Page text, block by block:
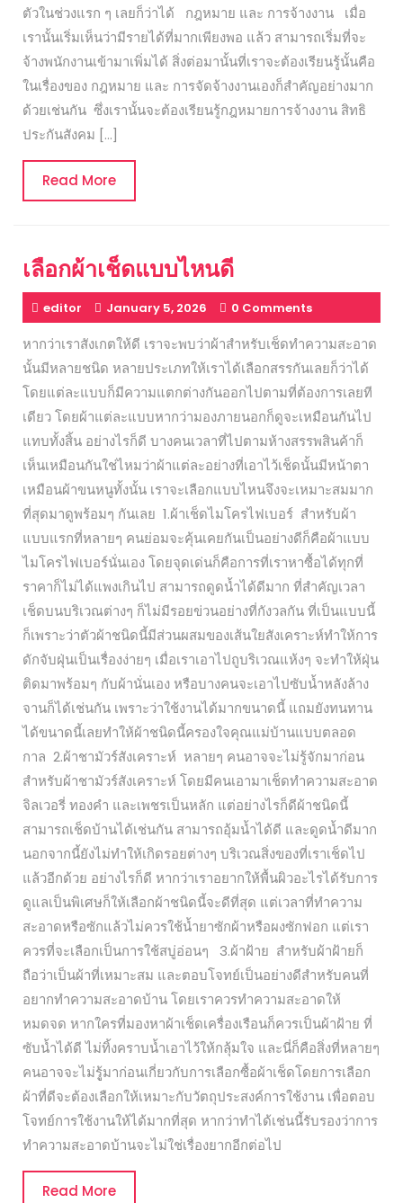
ตัวในช่วงแรก ๆ เลยก็ว่าได้ กฎหมาย และ การจ้างงาน เมื่อ
เรานั้นเริ่มเห็นว่ามีรายได้ที่มากเพียงพอ แล้ว สามารถเริ่มที่จะ
จ้างพนักงานเข้ามาเพิ่มได้ สิ่งต่อมานั้นที่เราจะต้องเรียนรู้นั้นคือ
ในเรื่องของ กฎหมาย และ การจัดจ้างงานเองก็สำคัญอย่างมาก
ด้วยเช่นกัน ซึ่งเรานั้นจะต้องเรียนรู้กฎหมายการจ้างงาน สิทธิ
ประกันสังคม […]
Read MoreRead
More
เลือกผ้าเช็ดแบบไหนดี
editor January 5, 2026 0 Comments
หากว่าเราสังเกตให้ดี เราจะพบว่าผ้าสำหรับเช็ดทำความสะอาด
นั้นมีหลายชนิด หลายประเภทให้เราได้เลือกสรรกันเลยก็ว่าได้
โดยแต่ละแบบก็มีความแตกต่างกันออกไปตามที่ต้องการเลยที
เดียว โดยผ้าแต่ละแบบหากว่ามองภายนอกก็ดูจะเหมือนกันไป
แทบทั้งสิ้น อย่างไรก็ดี บางคนเวลาที่ไปตามห้างสรรพสินค้าก็
เห็นเหมือนกันใช่ไหมว่าผ้าแต่ละอย่างที่เอาไว้เช็ดนั้นมีหน้าตา
เหมือนผ้าขนหนูทั้งนั้น เราจะเลือกแบบไหนจึงจะเหมาะสมมาก
ที่สุดมาดูพร้อมๆ กันเลย 1.ผ้าเช็ดไมโครไฟเบอร์ สำหรับผ้า
แบบแรกที่หลายๆ คนย่อมจะคุ้นเคยกันเป็นอย่างดีก็คือผ้าแบบ
ไมโครไฟเบอร์นั่นเอง โดยจุดเด่นก็คือการที่เราหาซื้อได้ทุกที่
ราคาก็ไม่ได้แพงเกินไป สามารถดูดน้ำได้ดีมาก ที่สำคัญเวลา
เช็ดบนบริเวณต่างๆ ก็ไม่มีรอยข่วนอย่างที่กังวลกัน ที่เป็นแบบนี้
ก็เพราะว่าตัวผ้าชนิดนี้มีส่วนผสมของเส้นใยสังเคราะห์ทำให้การ
ดักจับฝุ่นเป็นเรื่องง่ายๆ เมื่อเราเอาไปถูบริเวณแห้งๆ จะทำให้ฝุ่น
ติดมาพร้อมๆ กับผ้านั่นเอง หรือบางคนจะเอาไปซับน้ำหลังล้าง
จานก็ได้เช่นกัน เพราะว่าใช้งานได้มากขนาดนี้ แถมยังทนทาน
ได้ขนาดนี้เลยทำให้ผ้าชนิดนี้ครองใจคุณแม่บ้านแบบตลอด
กาล 2.ผ้าชามัวร์สังเคราะห์ หลายๆ คนอาจจะไม่รู้จักมาก่อน
สำหรับผ้าชามัวร์สังเคราะห์ โดยมีคนเอามาเช็ดทำความสะอาด
จิลเวอรี่ ทองคำ และเพชรเป็นหลัก แต่อย่างไรก็ดีผ้าชนิดนี้
สามารถเช็ดบ้านได้เช่นกัน สามารถอุ้มน้ำได้ดี และดูดน้ำดีมาก
นอกจากนี้ยังไม่ทำให้เกิดรอยต่างๆ บริเวณสิ่งของที่เราเช็ดไป
แล้วอีกด้วย อย่างไรก็ดี หากว่าเราอยากให้พื้นผิวอะไรได้รับการ
ดูแลเป็นพิเศษก็ให้เลือกผ้าชนิดนี้จะดีที่สุด แต่เวลาที่ทำความ
สะอาดหรือซักแล้วไม่ควรใช้น้ำยาซักผ้าหรือผงซักฟอก แต่เรา
ควรที่จะเลือกเป็นการใช้สบู่อ่อนๆ 3.ผ้าฝ้าย สำหรับผ้าฝ้ายก็
ถือว่าเป็นผ้าที่เหมาะสม และตอบโจทย์เป็นอย่างดีสำหรับคนที่
อยากทำความสะอาดบ้าน โดยเราควรทำความสะอาดให้
หมดจด หากใครที่มองหาผ้าเช็ดเครื่องเรือนก็ควรเป็นผ้าฝ้าย ที่
ซับน้ำได้ดี ไม่ทิ้งคราบน้ำเอาไว้ให้กลุ้มใจ และนี่ก็คือสิ่งที่หลายๆ
คนอาจจะไม่รูู้มาก่อนเกี่ยวกับการเลือกซื้อผ้าเช็ดโดยการเลือก
ผ้าที่ดีจะต้องเลือกให้เหมาะกับวัตถุประสงค์การใช้งาน เพื่อตอบ
โจทย์การใช้งานให้ได้มากที่สุด หากว่าทำได้เช่นนี้รับรองว่าการ
ทำความสะอาดบ้านจะไม่ใช่เรื่องยากอีกต่อไป
Read MoreRead